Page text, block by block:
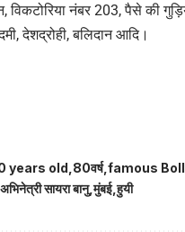
विकटोरिया नंबर 203, पैसे की
देशद्रोही, बलिदान आदि।
years old 80वर्ष famous
सायरा बानु मुंबई हुयी